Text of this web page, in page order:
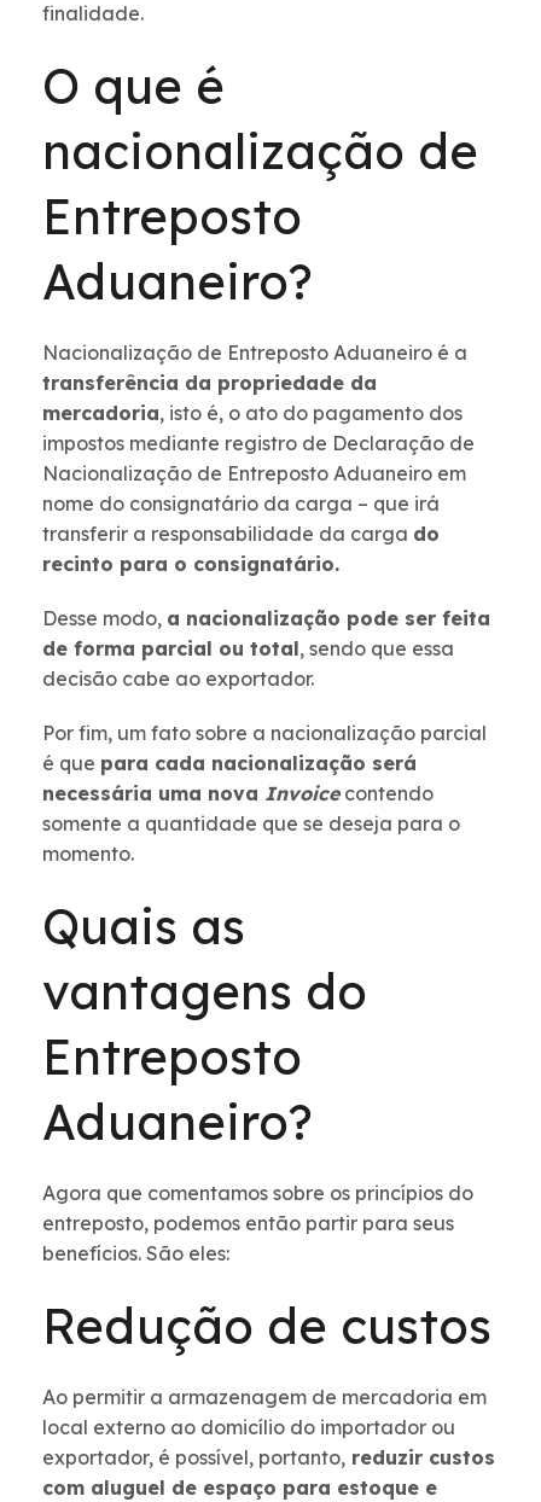
finalidade.
O que é
nacionalização de
Entreposto
Aduaneiro?
Nacionalização de Entreposto Aduaneiro é a
transferência da propriedade da
mercadoria, isto é, o ato do pagamento dos
impostos mediante registro de Declaração de
Nacionalização de Entreposto Aduaneiro em
nome do consignatário da carga – que irá
transferir a responsabilidade da carga do
recinto para o consignatário.
Desse modo, a nacionalização pode ser feita
de forma parcial ou total, sendo que essa
decisão cabe ao exportador.
Por fim, um fato sobre a nacionalização parcial
é que para cada nacionalização será
necessária uma nova Invoice contendo
somente a quantidade que se deseja para o
momento.
Quais as
vantagens do
Entreposto
Aduaneiro?
Agora que comentamos sobre os princípios do
entreposto, podemos então partir para seus
benefícios. São eles:
Redução de custos
Ao permitir a armazenagem de mercadoria em
local externo ao domicílio do importador ou
exportador, é possível, portanto, reduzir custos
com aluguel de espaço para estoque e